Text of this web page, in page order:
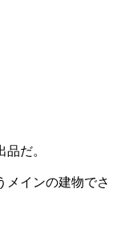
だ。
メインの建物でさ